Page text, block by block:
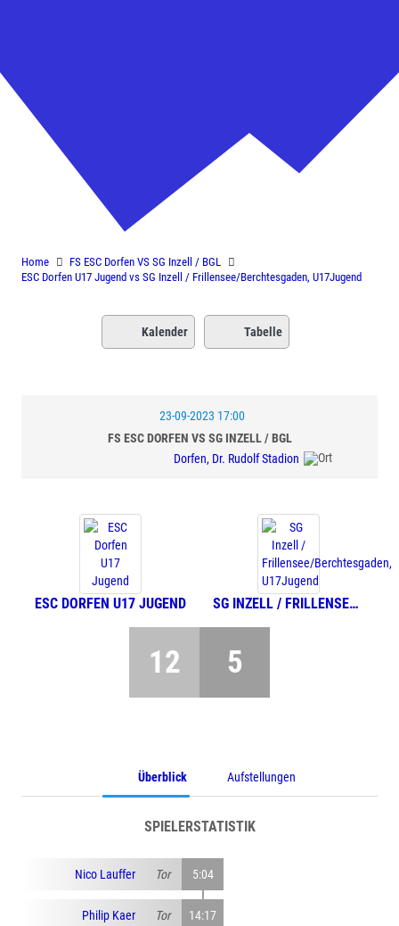
ESC Dorfen U17 Jugend vs SG Inzell
/ Frillensee/Berchtesgaden,
U17Jugend
Home
FS ESC Dorfen VS SG Inzell / BGL
ESC Dorfen U17 Jugend vs SG Inzell / Frillensee/Berchtesgaden, U17Jugend
Kalender Tabelle
23-09-2023 17:00
FS ESC DORFEN VS SG INZELL / BGL
Dorfen, Dr. Rudolf Stadion
ESC DORFEN U17 JUGEND SG INZELL / FRILLENSEE/BERCHTESGADEN, U17JUGEND
12 5
Überblick Aufstellungen
SPIELERSTATISTIK
Nico Lauffer Tor 5:04
Philip Kaer Tor 14:17